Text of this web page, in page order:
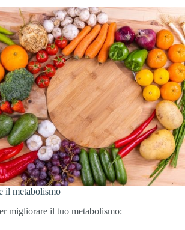
il metabolismo
migliorare il tuo metabolismo: